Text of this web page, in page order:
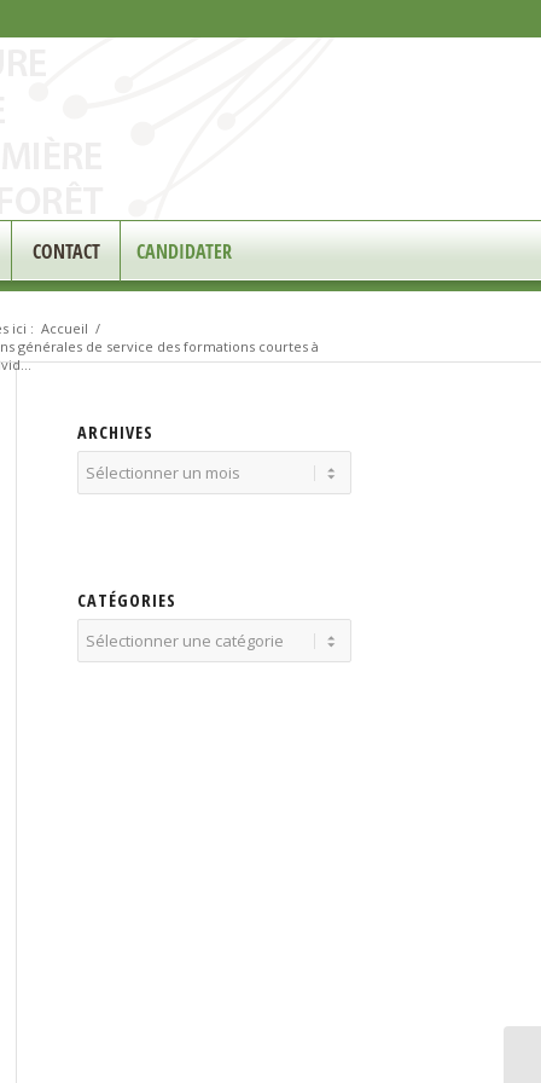
CONTACT CANDIDATER
ici : Accueil /
générales de service des formations courtes à
ARCHIVES
CATÉGORIES
Catégories